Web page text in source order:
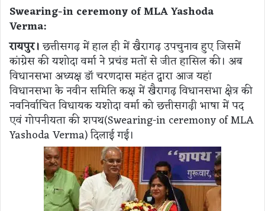
Swearing-in ceremony of MLA Yashoda
Verma:
रायपुर।छत्तीसगढ़ में हाल ही में खैरागढ़ उपचुनाव हुए जिसमें
कांग्रेस की यशोदा वर्मा ने प्रचंड मतों से जीत हासिल की। अब
विधानसभा अध्यक्ष डॉ चरणदास महंत द्वारा आज यहां
विधानसभा के नवीन समिति कक्ष में खैरागढ़ विधानसभा क्षेत्र की
नवनिर्वाचित विधायक यशोदा वर्मा को छत्तीसगढ़ी भाषा में पद
एवं गोपनीयता की शपथ(Swearing-in ceremony of MLA
Yashoda Verma) दिलाई गई।